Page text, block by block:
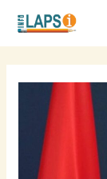
content